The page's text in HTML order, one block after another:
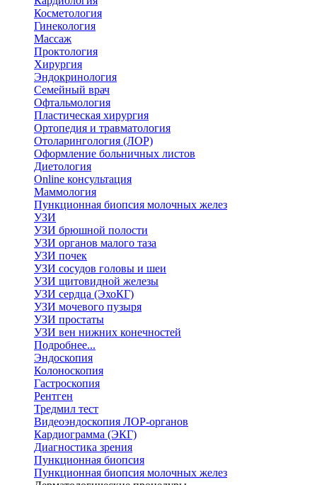
Косметология
Гинекология
Массаж
Проктология
Хирургия
Эндокринология
Семейный врач
Офтальмология
Пластическая хирургия
Ортопедия и травматология
Отоларингология (ЛОР)
Оформление больничных листов
Диетология
Online консультация
Маммология
Пункционная биопсия молочных желез
УЗИ
УЗИ брюшной полости
УЗИ органов малого таза
УЗИ почек
УЗИ сосудов головы и шеи
УЗИ щитовидной железы
УЗИ сердца (ЭхоКГ)
УЗИ мочевого пузыря
УЗИ простаты
УЗИ вен нижних конечностей
Подробнее...
Эндоскопия
Колоноскопия
Гастроскопия
Рентген
Тредмил тест
Видеоэндоскопия ЛОР-органов
Кардиограмма (ЭКГ)
Диагностика зрения
Пункционная биопсия
Пункционная биопсия молочных желез